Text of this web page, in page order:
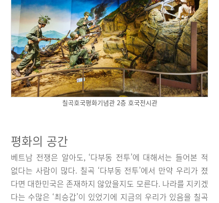
칠곡호국평화기념관 2층 호국전시관
평화의 공간
베트남 전쟁은 알아도, ‘다부동 전투’에 대해서는 들어본 적
없다는 사람이 많다. 칠곡 ‘다부동 전투’에서 만약 우리가 졌
다면 대한민국은 존재하지 않았을지도 모른다. 나라를 지키겠
다는 수많은 ‘최승갑’이 있었기에 지금의 우리가 있음을 칠곡